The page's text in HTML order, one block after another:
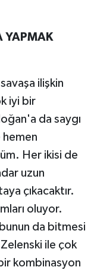
YAPMAK
ilişkin
iyi bir
da saygı
Her ikisi de
uzun
çıkacaktır.
oluyor.
da bitmesi
ile çok
kombinasyon